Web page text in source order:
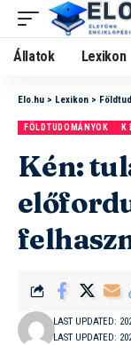
Állatok Lexikon
Elo.hu > Lexikon >
FÖLDTUDOMÁNYOK K
Kén:
LAST UPDATED:
LAST UPDATED: